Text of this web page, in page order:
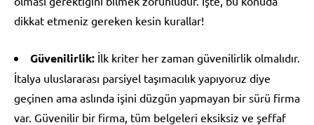
dikkat etmeniz gereken kesin kurallar!
Güvenilirlik: İlk kriter her zaman güvenilirlik olmalıdır.
İtalya uluslararası parsiyel taşımacılık yapıyoruz diye
geçinen ama aslında işini düzgün yapmayan bir sürü firma
var. Güvenilir bir firma, tüm belgeleri eksiksiz ve şeffaf